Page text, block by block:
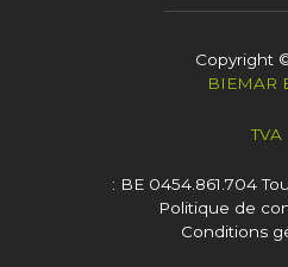
Copyright
BIEMAR
TVA
: BE 0454.861.704
Politique de
Conditions